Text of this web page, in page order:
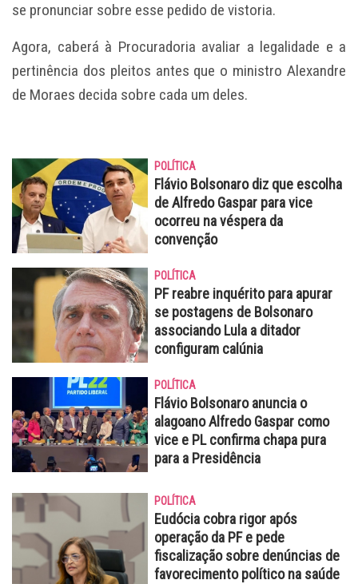
se pronunciar sobre esse pedido de vistoria.
Agora, caberá à Procuradoria avaliar a legalidade e a
pertinência dos pleitos antes que o ministro Alexandre
de Moraes decida sobre cada um deles.
POLÍTICA
Flávio Bolsonaro diz que escolha
de Alfredo Gaspar para vice
ocorreu na véspera da
convenção
POLÍTICA
PF reabre inquérito para apurar
se postagens de Bolsonaro
associando Lula a ditador
configuram calúnia
POLÍTICA
Flávio Bolsonaro anuncia o
alagoano Alfredo Gaspar como
vice e PL confirma chapa pura
para a Presidência
POLÍTICA
Eudócia cobra rigor após
operação da PF e pede
fiscalização sobre denúncias de
favorecimento político na saúde